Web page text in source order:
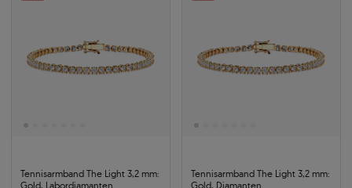
Tennisarmband The Light 3,2 mm:
Gold, Labordiamanten
Tennisarmband The Light 3,2 mm:
Gold, Diamanten